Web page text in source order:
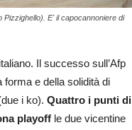
E' il capocannoniere di
Il successo sull’Afp
forma e della solidità di
i ko). Quattro i punti di
playoff le due vicentine